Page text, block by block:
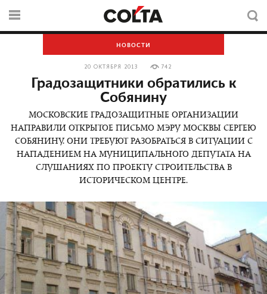
НОВОСТИ
20 ОКТЯБРЯ 2013 742
Градозащитники обратились к
Собянину
МОСКОВСКИЕ ГРАДОЗАЩИТНЫЕ ОРГАНИЗАЦИИ
НАПРАВИЛИ ОТКРЫТОЕ ПИСЬМО МЭРУ МОСКВЫ СЕРГЕЮ
СОБЯНИНУ. ОНИ ТРЕБУЮТ РАЗОБРАТЬСЯ В СИТУАЦИИ С
НАПАДЕНИЕМ НА МУНИЦИПАЛЬНОГО ДЕПУТАТА НА
СЛУШАНИЯХ ПО ПРОЕКТУ СТРОИТЕЛЬСТВА В
ИСТОРИЧЕСКОМ ЦЕНТРЕ.